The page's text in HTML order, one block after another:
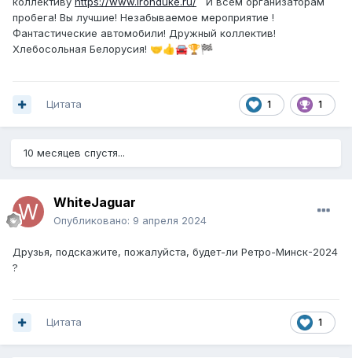
пробега! Вы лучшие! Незабываемое мероприятие !
Фантастические автомобили! Дружный коллектив!
Хлебосольная Белорусия! 🤝👍🚘🏆🏁
1 1
Цитата
10 месяцев спустя...
WhiteJaguar
Опубликовано: 9 апреля 2024
Друзья, подскажите, пожалуйста, будет-ли Ретро-Минск-2024
?
1
Цитата